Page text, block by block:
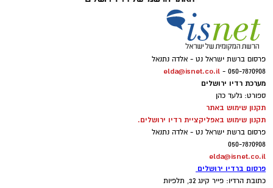
פרסום ברשת ישראל נט - אלדה נתנאל
050-7870908 -
elda@isnet.co.il
מערכת רדיו ירושלים
ספורט: גלעד כהן
תקנון שימוש באתר
תקנון שימוש באפליקציית רדיו ירושלים.
פרסום ברשת ישראל נט - אלדה נתנאל
050-7870908
elda@isnet.co.il
פרסום ברדיו ירושלים
כתובת הרדיו: פייר קינג 32, תלפיות